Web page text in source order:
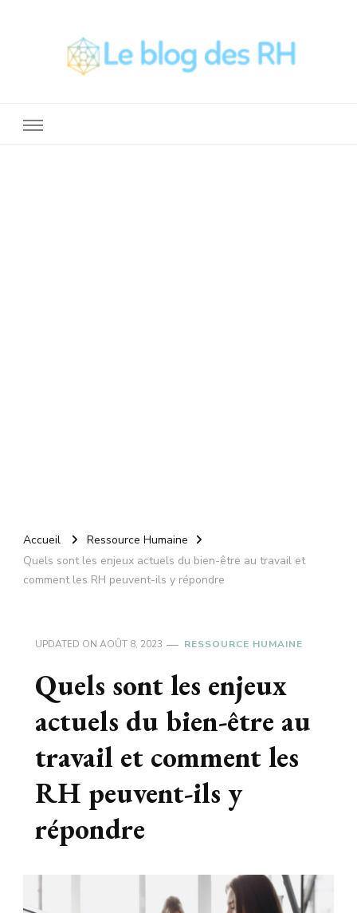
Accueil
Ressource Humaine
Quels sont les enjeux actuels du bien-être au travail et
comment les RH peuvent-ils y répondre
UPDATED ON AOÛT 8, 2023 RESSOURCE HUMAINE
Quels sont les enjeux
actuels du bien-être au
travail et comment les
RH peuvent-ils y
répondre